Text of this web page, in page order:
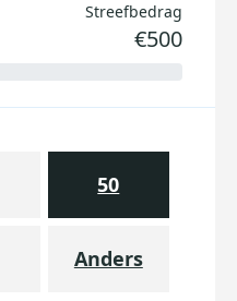
Streefbedrag
€500
50
Anders